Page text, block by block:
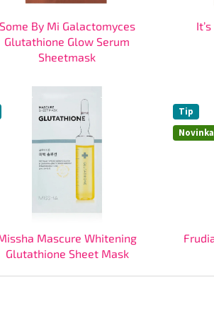
Some By Mi Galactomyces
Glutathione Glow Serum
Sheetmask
Mascure Whitening
Glutathione Sheet Mask
Novinka
Tip